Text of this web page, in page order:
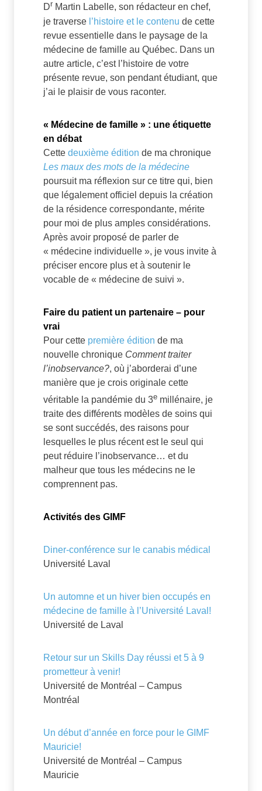
Dr Martin Labelle, son rédacteur en chef,
je traverse l’histoire et le contenu de cette
revue essentielle dans le paysage de la
médecine de famille au Québec. Dans un
autre article, c’est l’histoire de votre
présente revue, son pendant étudiant, que
j’ai le plaisir de vous raconter.
« Médecine de famille » : une étiquette
en débat
Cette deuxième édition de ma chronique
Les maux des mots de la médecine
poursuit ma réflexion sur ce titre qui, bien
que légalement officiel depuis la création
de la résidence correspondante, mérite
pour moi de plus amples considérations.
Après avoir proposé de parler de
« médecine individuelle », je vous invite à
préciser encore plus et à soutenir le
vocable de « médecine de suivi ».
Faire du patient un partenaire – pour
vrai
Pour cette première édition de ma
nouvelle chronique Comment traiter
l’inobservance?, où j’aborderai d’une
manière que je crois originale cette
véritable la pandémie du 3e millénaire, je
traite des différents modèles de soins qui
se sont succédés, des raisons pour
lesquelles le plus récent est le seul qui
peut réduire l’inobservance… et du
malheur que tous les médecins ne le
comprennent pas.
Activités des GIMF
Diner-conférence sur le canabis médical
Université Laval
Un automne et un hiver bien occupés en
médecine de famille à l’Université Laval!
Université de Laval
Retour sur un Skills Day réussi et 5 à 9
prometteur à venir!
Université de Montréal – Campus
Montréal
Un début d’année en force pour le GIMF
Mauricie!
Université de Montréal – Campus
Mauricie